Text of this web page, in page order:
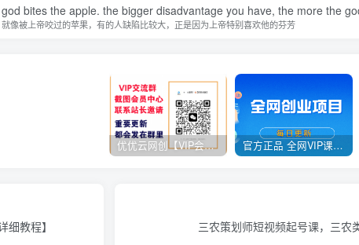
bites the apple. the bigger disadvantage you have, the more the
像被上帝咬过的苹果，有的人缺陷比较大，正是因为上帝特别喜欢他的芬芳
优优云网创【VIP会员专属交流群】 官方正品 全网VIP课程 无损下载~
教程】
三农策划师短视频起号课，三农